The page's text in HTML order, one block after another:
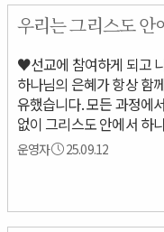
우리는 그리스도 안
♥선교에 참여하게 되고
하나님의 은혜가 항상 함
유했습니다. 모든 과정에
없이 그리스도 안에서 하
운영자 25.09.12